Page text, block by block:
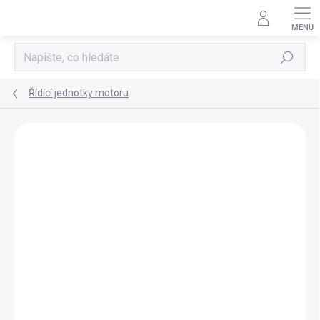
Hledat
Řídící jednotky motoru